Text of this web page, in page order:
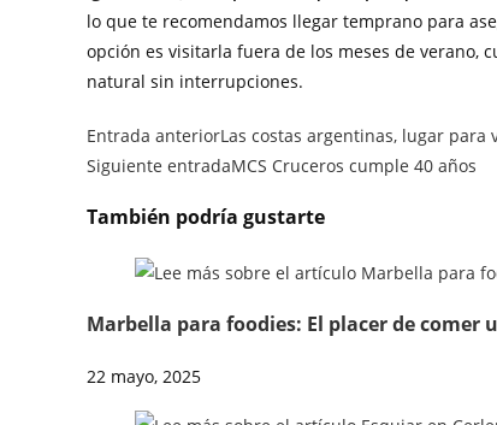
lo que te recomendamos llegar temprano para
opción es visitarla fuera de los meses de verano,
natural sin interrupciones.
Entrada anteriorLas costas argentinas, lugar para
Siguiente entradaMCS Cruceros cumple 40 años
También podría gustarte
Marbella para foodies: El placer de comer
22 mayo, 2025